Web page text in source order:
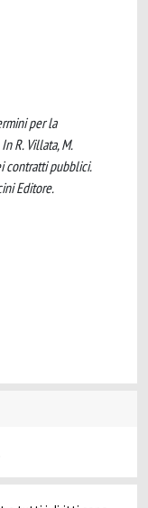
per la
R. Villata, M.
contratti pubblici.
Editore.